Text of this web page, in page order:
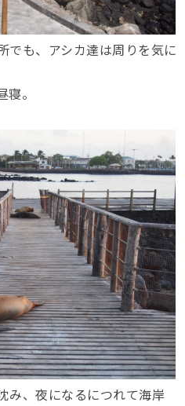
でも、アシカ達は周りを気に
。
み、夜になるにつれて海岸